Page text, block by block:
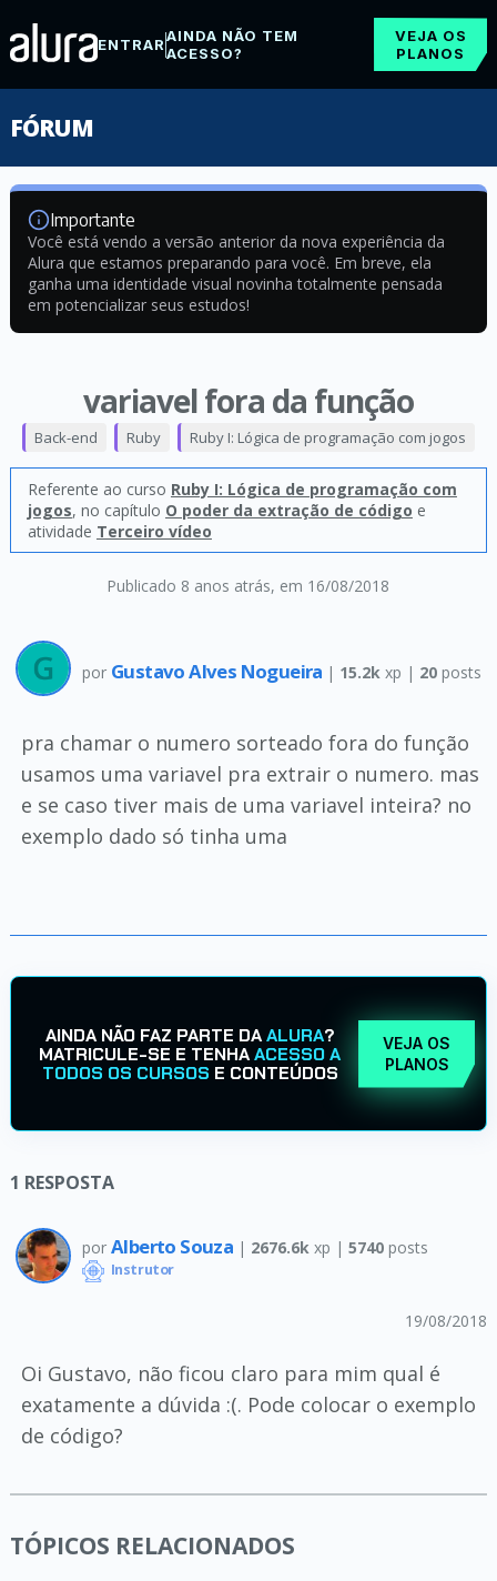
ENTRARAINDA NÃO TEM
ACESSO?
VEJA OS
PLANOS
FÓRUM
Importante
Você está vendo a versão anterior da nova experiência da
Alura que estamos preparando para você. Em breve, ela
ganha uma identidade visual novinha totalmente pensada
em potencializar seus estudos!
variavel fora da função
Publicado 8 anos atrás, em 16/08/2018
Back-end Ruby Ruby I: Lógica de programação com jogos
Referente ao curso Ruby I: Lógica de programação com
jogos, no capítulo O poder da extração de código e
atividade Terceiro vídeo
por Gustavo Alves Nogueira | 15.2k xp | 20 posts
pra chamar o numero sorteado fora do função
usamos uma variavel pra extrair o numero. mas
e se caso tiver mais de uma variavel inteira? no
exemplo dado só tinha uma
AINDA NÃO FAZ PARTE DAALURA?
MATRICULE-SE E TENHAACESSO A
TODOS OS CURSOS E CONTEÚDOS
VEJA OS
PLANOS
1 RESPOSTA
por Alberto Souza | 2676.6k xp | 5740posts
Instrutor
19/08/2018
Oi Gustavo, não ficou claro para mim qual é
exatamente a dúvida :(. Pode colocar o exemplo
de código?
TÓPICOS RELACIONADOS